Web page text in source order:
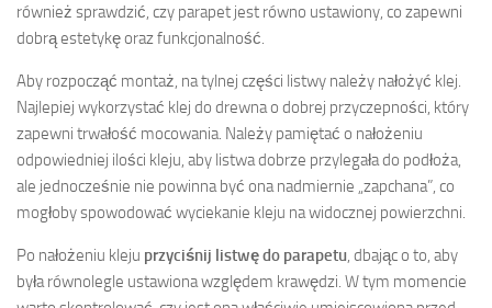
również sprawdzić, czy parapet jest równo ustawiony, co zapewni
dobrą estetykę oraz funkcjonalność.
Aby rozpocząć montaż, na tylnej części listwy należy nałożyć klej.
Najlepiej wykorzystać klej do drewna o dobrej przyczepności, który
zapewni trwałość mocowania. Należy pamiętać o nałożeniu
odpowiedniej ilości kleju, aby listwa dobrze przylegała do podłoża,
ale jednocześnie nie powinna być ona nadmiernie „zapchana”, co
mogłoby spowodować wyciekanie kleju na widocznej powierzchni.
Po nałożeniu kleju przyciśnij listwę do parapetu, dbając o to, aby
była równolegle ustawiona względem krawędzi. W tym momencie